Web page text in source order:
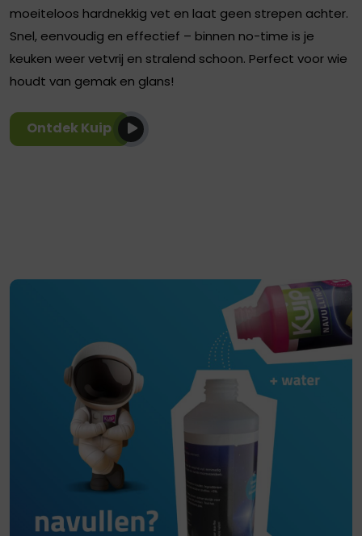
moeiteloos hardnekkig vet en laat geen strepen achter.
Snel, eenvoudig en effectief – binnen no-time is je
keuken weer vetvrij en stralend schoon. Perfect voor wie
houdt van gemak en glans!
Ontdek Kuip